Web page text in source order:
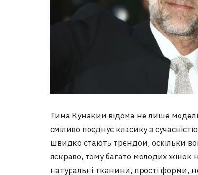
Тина Кунакии відома не лише
сміливо поєднує класику з
швидко стають трендом, оскільки
яскраво, тому багато молодих жінок
натуральні тканини, прості форми,